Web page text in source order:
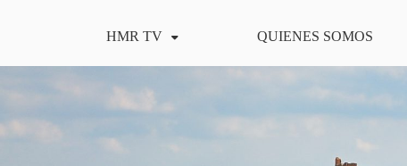
HMR TV QUIENES SOMOS